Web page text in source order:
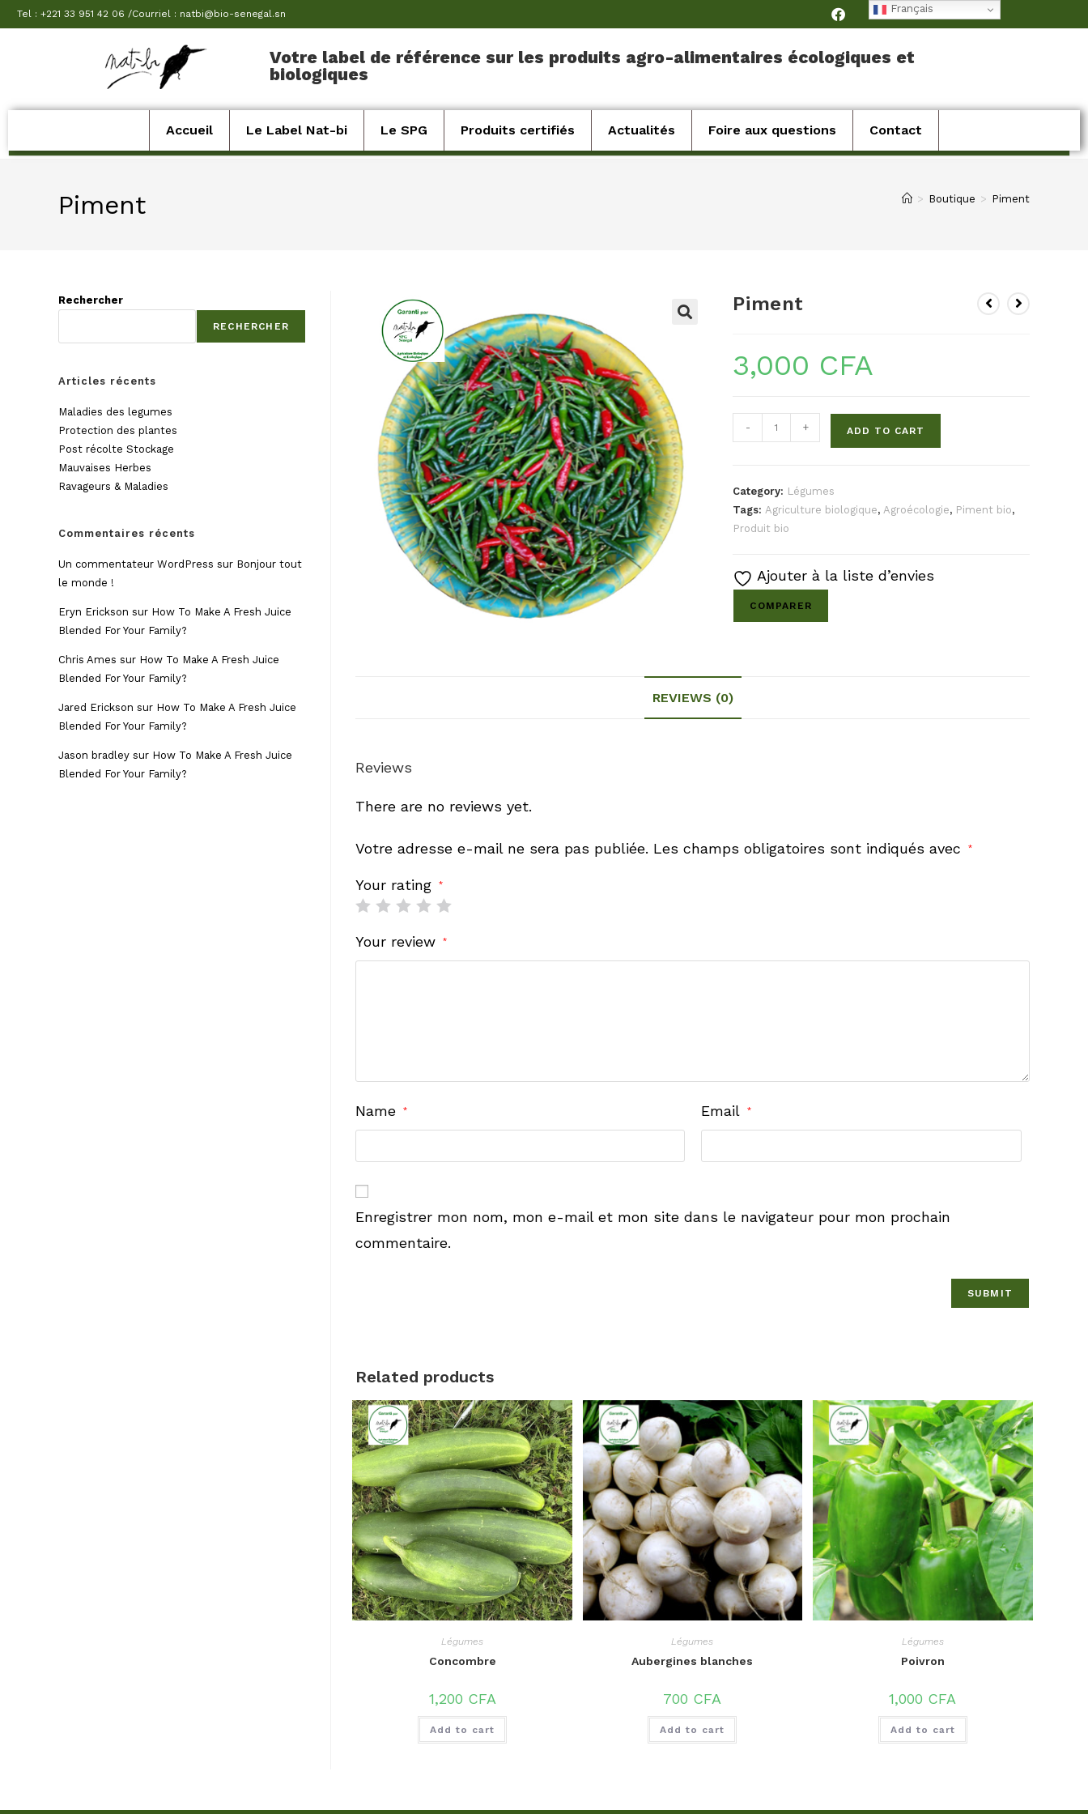
Tel : +221 33 951 42 06 /Courriel : natbi@bio-senegal.sn
Votre label de référence sur les produits agro-alimentaires écologiques et
biologiques
Accueil Le Label Nat-bi Le SPG Produits certifiés Actualités Foire aux questions Contact
Piment > Boutique > Piment
Piment
3,000 CFA
- + ADD TO CART
Category: Légumes
Tags:Agriculture biologique,Agroécologie, Piment bio,
Produit bio
Ajouter à la liste d’envies
COMPARER
REVIEWS (0)
Reviews
There are no reviews yet.
Votre adresse e-mail ne sera pas publiée. Les champs obligatoires sont indiqués avec *
Your rating *
Your review *
Name * Email *
Enregistrer mon nom, mon e-mail et mon site dans le navigateur pour mon prochain
commentaire.
Related products
Légumes
Concombre
1,200 CFA
Add to cart
Légumes
Aubergines blanches
700 CFA
Add to cart
Légumes
Poivron
1,000 CFA
Add to cart
Rechercher
RECHERCHER
Articles récents
Maladies des legumes
Protection des plantes
Post récolte Stockage
Mauvaises Herbes
Ravageurs & Maladies
Commentaires récents
Un commentateur WordPress sur Bonjour tout
le monde !
Eryn Erickson sur How To Make A Fresh Juice
Blended For Your Family?
Chris Ames sur How To Make A Fresh Juice
Blended For Your Family?
Jared Erickson sur How To Make A Fresh Juice
Blended For Your Family?
Jason bradley sur How To Make A Fresh Juice
Blended For Your Family?
Français